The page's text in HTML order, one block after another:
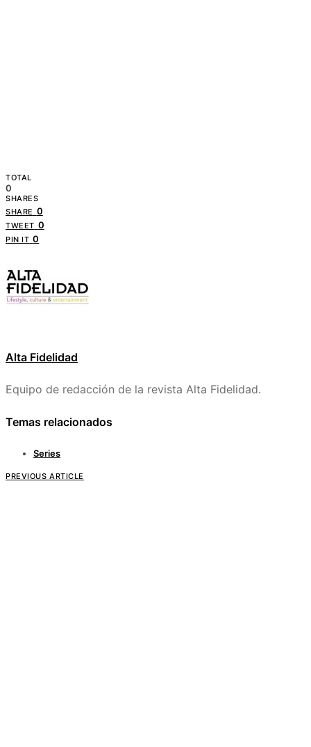
TOTAL
0
SHARES
SHARE 0
TWEET 0
PIN IT 0
Alta Fidelidad
Equipo de redacción de la revista Alta Fidelidad.
Temas relacionados
Series
PREVIOUS ARTICLE